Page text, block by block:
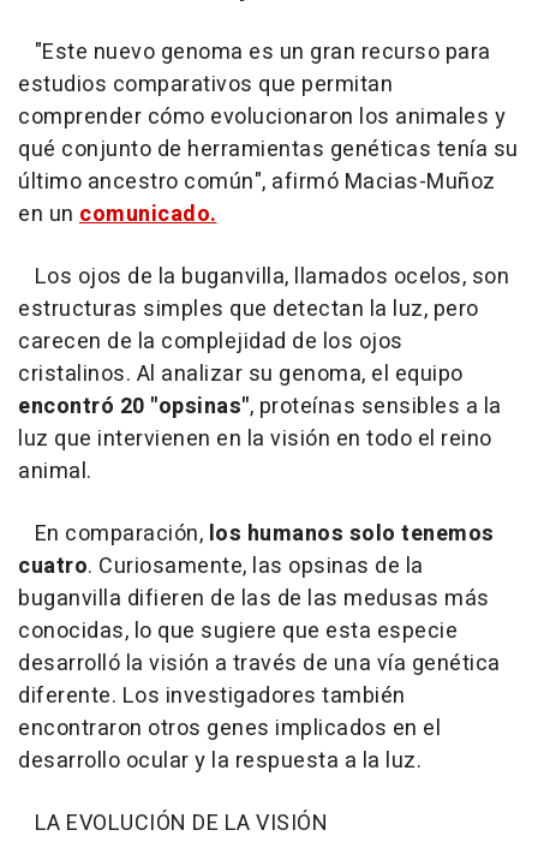
"Este nuevo genoma es un gran recurso para
estudios comparativos que permitan
comprender cómo evolucionaron los animales y
qué conjunto de herramientas genéticas tenía su
último ancestro común", afirmó Macias-Muñoz
en un comunicado.
Los ojos de la buganvilla, llamados ocelos, son
estructuras simples que detectan la luz, pero
carecen de la complejidad de los ojos
cristalinos. Al analizar su genoma, el equipo
encontró 20 "opsinas", proteínas sensibles a la
luz que intervienen en la visión en todo el reino
animal.
En comparación, los humanos solo tenemos
cuatro. Curiosamente, las opsinas de la
buganvilla difieren de las de las medusas más
conocidas, lo que sugiere que esta especie
desarrolló la visión a través de una vía genética
diferente. Los investigadores también
encontraron otros genes implicados en el
desarrollo ocular y la respuesta a la luz.
LA EVOLUCIÓN DE LA VISIÓN